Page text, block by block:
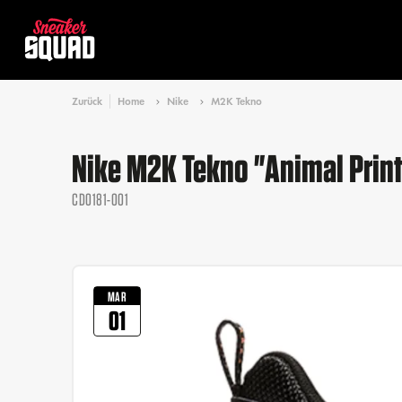
Zurück Home Nike M2K Tekno
Nike M2K Tekno "Animal
CD0181-001
MAR
01